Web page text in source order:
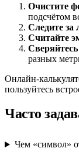
Очистите
подсчётом
Следите
Считайте
разных
Онлайн-
пользуйтесь
Часто
Чем «символ»